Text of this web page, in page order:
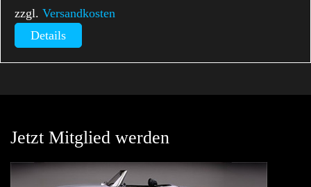
zzgl.Versandkosten
Details
Jetzt Mitglied werden